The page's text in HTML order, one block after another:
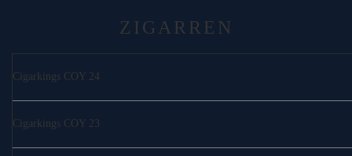
ZIGARREN
Cigarkings COY 24
Cigarkings COY 23